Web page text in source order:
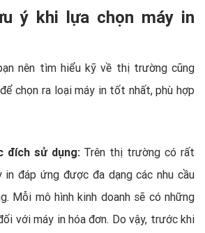
ý khi lựa chọn máy in
nên tìm hiểu kỹ về thị trường cũng
chọn ra loại máy in tốt nhất, phù hợp
đích sử dụng:Trên thị trường có rất
in đáp ứng được đa dạng các nhu cầu
Mỗi mô hình kinh doanh sẽ có những
với máy in hóa đơn. Do vậy, trước khi